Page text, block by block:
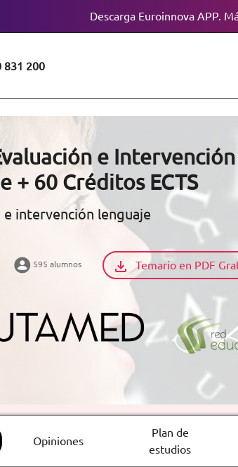
Descarga Euroinnova APP.
831 200
ESTUDIOS
Licenciaturas
Doctorados
Maestría
Diplomados
Certificados de
Profesionalidad
e
+ 60 Créditos ECTS
intervención lenguaje
595 alumnos Temario en PDF
Opiniones
Plan de
estudios